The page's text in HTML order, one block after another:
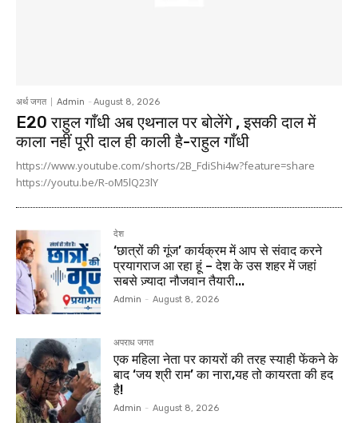
अर्थ जगत Admin - August 8, 2026
E20 राहुल गाँधी अब एथनाल पर बोलेंगे , इसकी दाल में
काला नहीं पूरी दाल ही काली है-राहुल गाँधी
https://www.youtube.com/shorts/2B_FdiShi4w?feature=share
https://youtu.be/R-oM5lQ23lY
देश
‘छात्रों की गूंज’ कार्यक्रम में आप से संवाद करने
प्रयागराज आ रहा हूं – देश के उस शहर में जहां
सबसे ज़्यादा नौजवान तैयारी...
Admin - August 8, 2026
अपराध जगत
एक महिला नेता पर कायरों की तरह स्याही फेंकने के
बाद ‘जय श्री राम’ का नारा,यह तो कायरता की हद
है!
Admin - August 8, 2026